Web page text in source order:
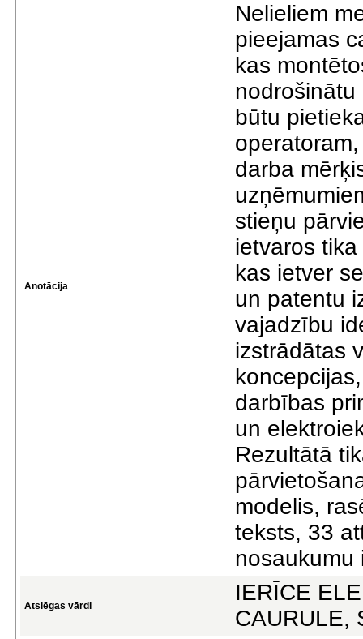
Anotācija
Nelieliem
pieejamas
kas
būtu
darba
stieņu
ietvaros
kas ietver
un patentu
vajadzību
izstrādātas
darbības
un
Rezultātā
modelis,
teksts, 33
nosaukumu
Atslēgas vārdi
IERĪCE
CAURULE,